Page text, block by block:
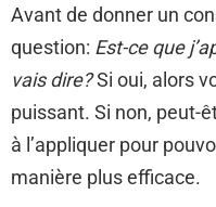
Avant de donner un
question: Est-ce que
vais dire?Si oui, alors
puissant. Si non, peut-
à l’appliquer pour
manière plus efficace.